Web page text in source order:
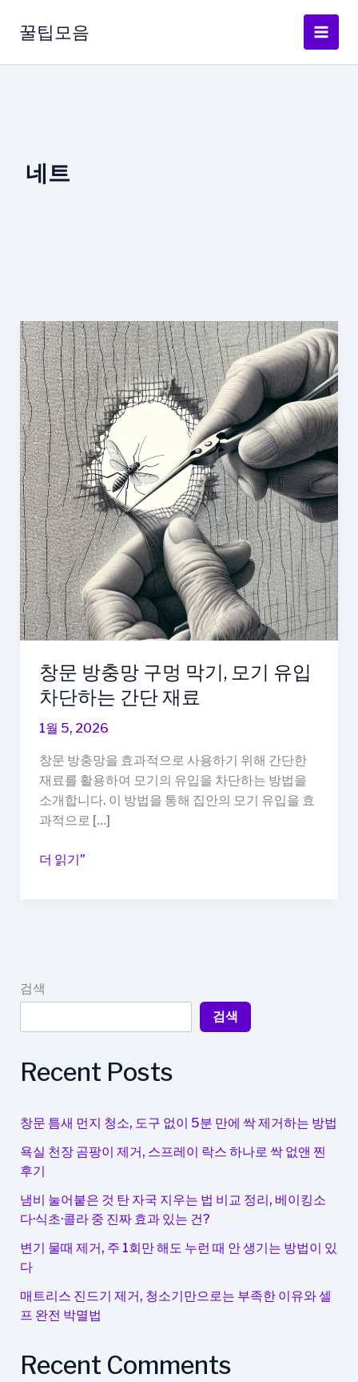
로
꿀팁모음
네트
창문 방충망 구멍 막기, 모기 유입
차단하는 간단 재료
1월 5, 2026
창문 방충망을 효과적으로 사용하기 위해 간단한
재료를 활용하여 모기의 유입을 차단하는 방법을
소개합니다. 이 방법을 통해 집안의 모기 유입을 효
과적으로 […]
창
막
유
차
하
는
간
단
료
더 읽기"
검색
검색
Recent Posts
창문 틈새 먼지 청소, 도구 없이 5분 만에 싹 제거하는 방법
욕실 천장 곰팡이 제거, 스프레이 락스 하나로 싹 없앤 찐
후기
냄비 눌어붙은 것 탄 자국 지우는 법 비교 정리, 베이킹소
다·식초·콜라 중 진짜 효과 있는 건?
변기 물때 제거, 주 1회만 해도 누런 때 안 생기는 방법이 있
다
매트리스 진드기 제거, 청소기만으로는 부족한 이유와 셀
프 완전 박멸법
Recent Comments